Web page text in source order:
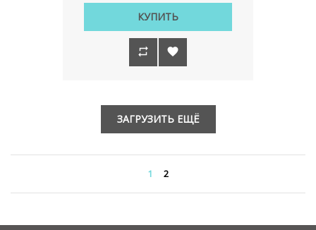
КУПИТЬ
ЗАГРУЗИТЬ ЕЩЁ
1 2